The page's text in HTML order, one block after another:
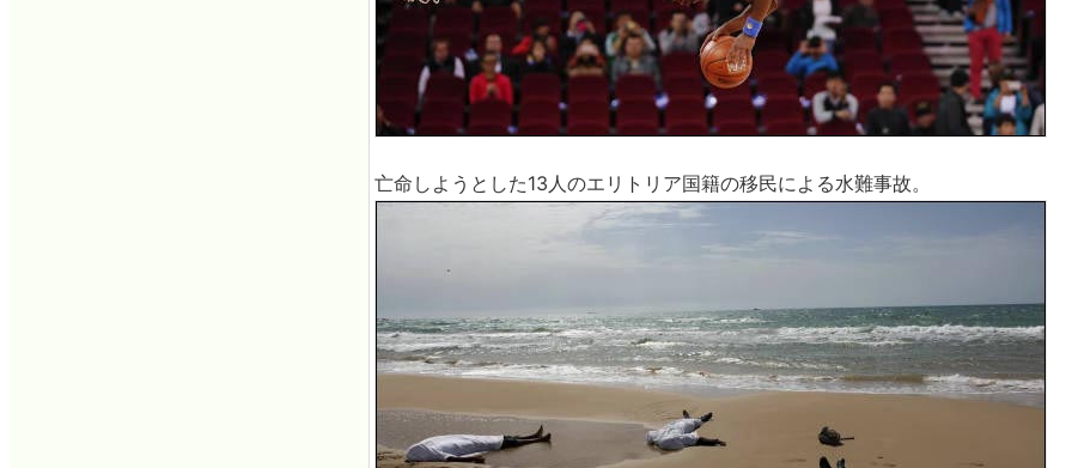
亡命しようとした13人のエリトリア国籍の移民による水難事故。